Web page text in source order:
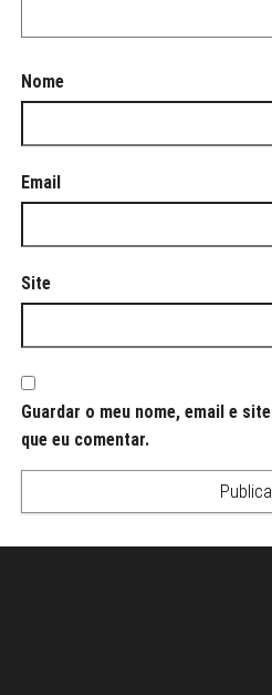
Nome
Email
Site
Guardar o meu nome, email e
que eu comentar.